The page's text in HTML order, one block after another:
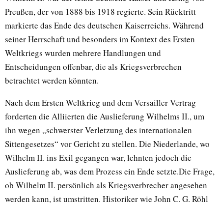
Preußen, der von 1888 bis 1918 regierte. Sein Rücktritt
markierte das Ende des deutschen Kaiserreichs. Während
seiner Herrschaft und besonders im Kontext des Ersten
Weltkriegs wurden mehrere Handlungen und
Entscheidungen offenbar, die als Kriegsverbrechen
betrachtet werden könnten.
Nach dem Ersten Weltkrieg und dem Versailler Vertrag
forderten die Alliierten die Auslieferung Wilhelms II., um
ihn wegen „schwerster Verletzung des internationalen
Sittengesetzes“ vor Gericht zu stellen. Die Niederlande, wo
Wilhelm II. ins Exil gegangen war, lehnten jedoch die
Auslieferung ab, was dem Prozess ein Ende setzte.Die Frage,
ob Wilhelm II. persönlich als Kriegsverbrecher angesehen
werden kann, ist umstritten. Historiker wie John C. G. Röhl